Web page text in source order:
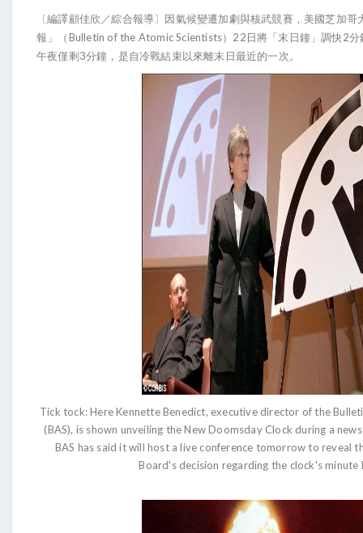
〔編譯顧佳欣／綜合報導〕因氣候變遷加劇與核武競賽，美國芝加
報」（ Bulletin of the Atomic Scientists） 22 日將「末日鐘」調快2分
午夜僅剩 3分鐘，是自冷戰結束以來離末日最近的一次。
Tick tock: Here Kennette Benedict, executive director of the
(BAS), is shown unveiling the New Doomsday Clock during a
BAS has said it will host a live conference tomorrow to reveal
Board's decision regarding the clock's minute